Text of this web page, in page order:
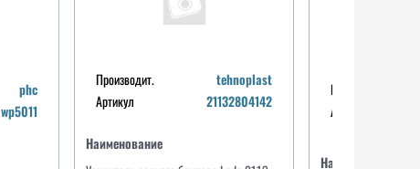
Производит. Производит.
phc
wp5011
Производит.
tehnoplast
Артикул
21132804142
Наименование
Производит.
Артикул
Наименование